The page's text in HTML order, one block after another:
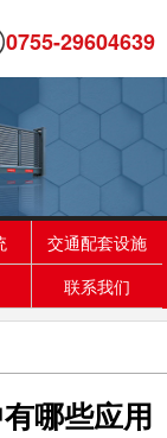
0755-29604639
交通配套设施
联系我们
哪些应用